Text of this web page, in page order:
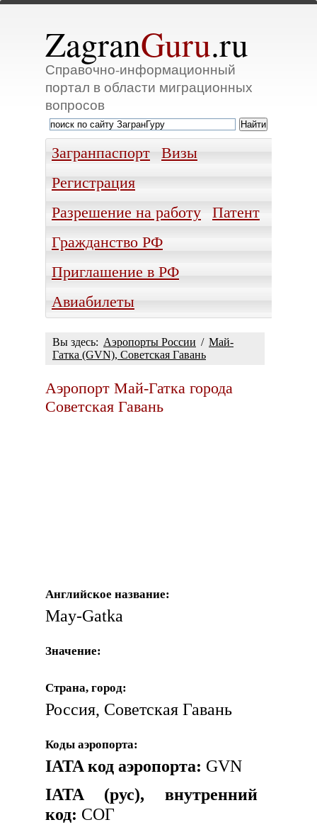
ZagranGuru.ru
Справочно-информационный
портал в области миграционных
вопросов
Загранпаспорт
Визы
Регистрация
Разрешение на работу
Патент
Гражданство РФ
Приглашение в РФ
Авиабилеты
Вы здесь: Аэропорты России / Май-
Гатка (GVN), Советская Гавань
Аэропорт Май-Гатка города
Советская Гавань
Английское название:
May-Gatka
Значение:
Страна, город:
Россия, Советская Гавань
Коды аэропорта:
IATA код аэропорта: GVN
IATA (рус), внутренний
код: СОГ